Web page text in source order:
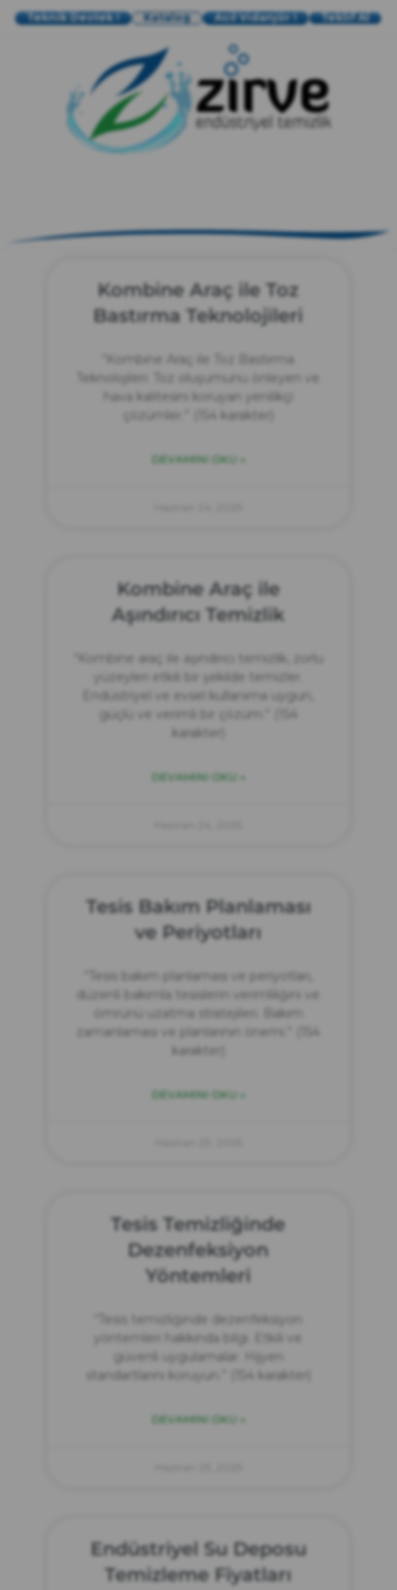
Teknik Destek ! Katalog Acil Vidanjör ! Teklif Al
Kombine Araç ile Toz
Bastırma Teknolojileri
“Kombine Araç ile Toz Bastırma
Teknolojileri: Toz oluşumunu önleyen ve
hava kalitesini koruyan yenilikçi
çözümler.” (154 karakter)
DEVAMINI OKU »
Kombine Araç ile
Aşındırıcı Temizlik
“Kombine araç ile aşındırıcı temizlik, zorlu
yüzeyleri etkili bir şekilde temizler.
Endüstriyel ve evsel kullanıma uygun,
güçlü ve verimli bir çözüm.” (154
karakter)
DEVAMINI OKU »
Tesis Bakım Planlaması
ve Periyotları
“Tesis bakım planlaması ve periyotları,
düzenli bakımla tesislerin verimliliğini ve
ömrünü uzatma stratejileri. Bakım
zamanlaması ve planlarının önemi.” (154
karakter)
DEVAMINI OKU »
Tesis Temizliğinde
Dezenfeksiyon
Yöntemleri
“Tesis temizliğinde dezenfeksiyon
yöntemleri hakkında bilgi. Etkili ve
güvenli uygulamalar. Hijyen
standartlarını koruyun.” (154 karakter)
DEVAMINI OKU »
Endüstriyel Su Deposu
Temizleme Fiyatları